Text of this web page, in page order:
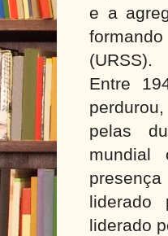
e a
(URSS).
Entre
pelas
mundial
liderado
liderado